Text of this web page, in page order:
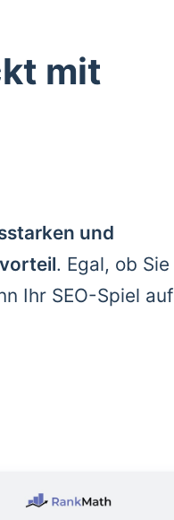
mit
und
. Egal, ob Sie
Ihr SEO-Spiel auf